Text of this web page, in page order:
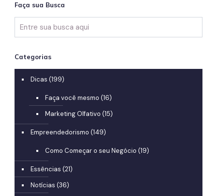
Faça sua Busca
Categorias
Dicas (199)
Faça você mesmo (16)
Marketing Olfativo (15)
Empreendedorismo (149)
Como Começar o seu Negócio (19)
Essências (21)
Notícias (36)